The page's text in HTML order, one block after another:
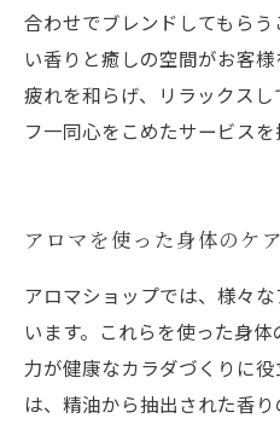
合わせでブレンドしてもら
い香りと癒しの空間がお客
疲れを和らげ、リラックス
フ一同心をこめたサービスを
アロマを使った身体のケア
アロマショップでは、様々
います。これらを使った身
力が健康なカラダづくりに
は、精油から抽出された香